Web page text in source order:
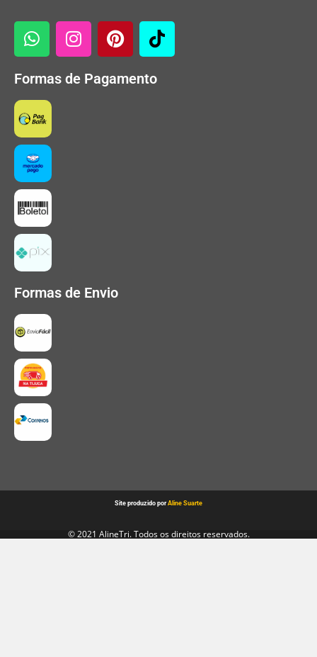
Formas de Pagamento
Formas de Envio
Site produzido porAline Suarte
© 2021 AlineTri. Todos os direitos reservados.